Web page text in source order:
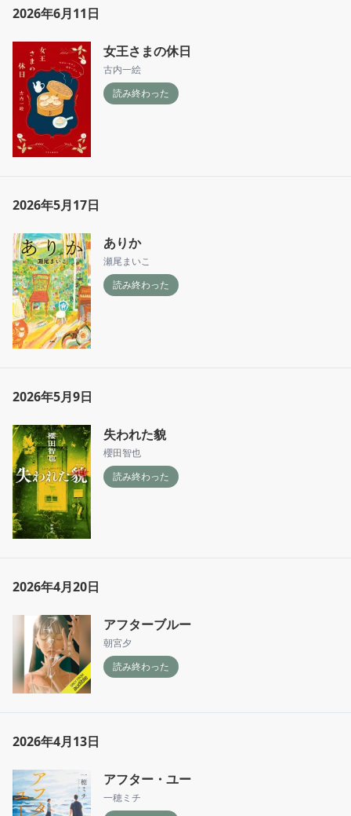
2026年6月11日
女王さまの休日
古内一絵
読み終わった
2026年5月17日
ありか
瀬尾まいこ
読み終わった
2026年5月9日
失われた貌
櫻田智也
読み終わった
2026年4月20日
アフターブルー
朝宮夕
読み終わった
2026年4月13日
アフター・ユー
一穂ミチ